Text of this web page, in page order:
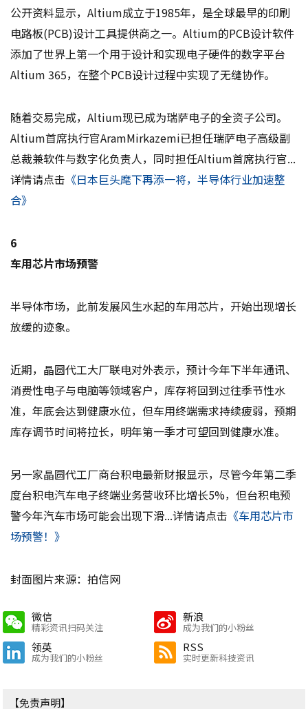
公开资料显示，Altium成立于1985年，是全球最早的印刷
电路板(PCB)设计工具提供商之一。Altium的PCB设计软件
添加了世界上第一个用于设计和实现电子硬件的数字平台
Altium 365，在整个PCB设计过程中实现了无缝协作。
随着交易完成，Altium现已成为瑞萨电子的全资子公司。
Altium首席执行官AramMirkazemi已担任瑞萨电子高级副
总裁兼软件与数字化负责人，同时担任Altium首席执行官...
详情请点击 《日本巨头麾下再添一将，半导体行业加速整
合》
6
车用芯片市场预警
半导体市场，此前发展风生水起的车用芯片，开始出现增长
放缓的迹象。
近期，晶圆代工大厂联电对外表示，预计今年下半年通讯、
消费性电子与电脑等领域客户，库存将回到过往季节性水
准，年底会达到健康水位，但车用终端需求持续疲弱，预期
库存调节时间将拉长，明年第一季才可望回到健康水准。
另一家晶圆代工厂商台积电最新财报显示，尽管今年第二季
度台积电汽车电子终端业务营收环比增长5%，但台积电预
警今年汽车市场可能会出现下滑...详情请点击 《车用芯片市
场预警！》
封面图片来源：拍信网
微信
精彩资讯扫码关注
新浪
成为我们的小粉丝
领英
成为我们的小粉丝
RSS
实时更新科技资讯
【免责声明】